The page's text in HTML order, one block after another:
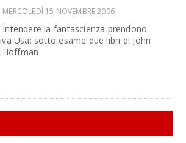
MERCOLEDÌ 15 NOVEMBRE 2006
la fantascienza prendono
Usa: sotto esame due libri di John
Hoffman